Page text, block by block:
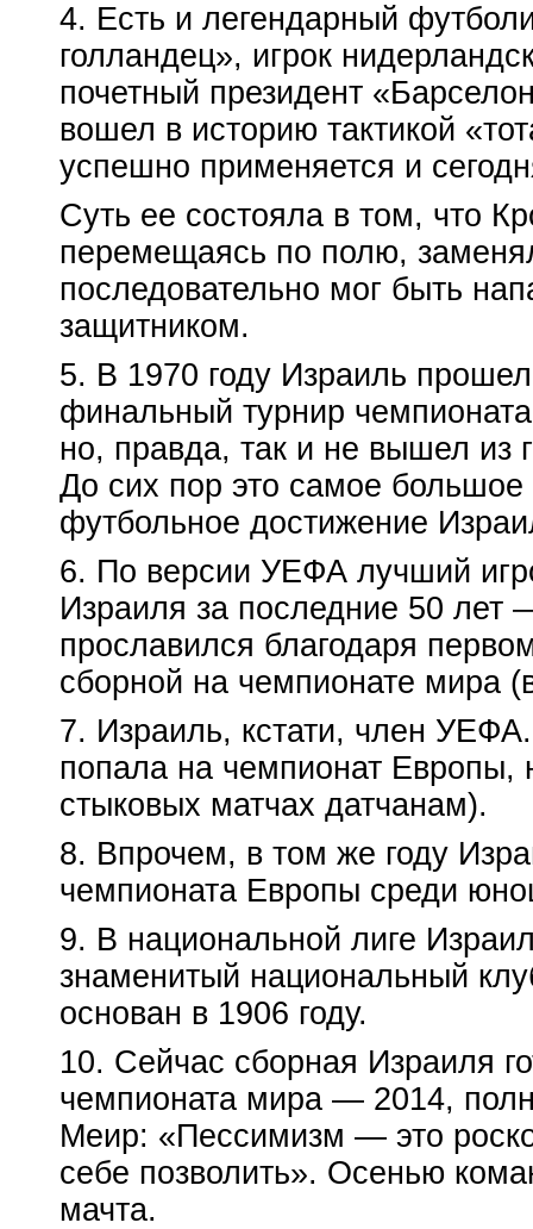
4. Есть и легендарный
голландец», игрок
почетный президент
вошел в историю тактикой
успешно применяется и
Суть ее состояла в том, что
перемещаясь по полю,
последовательно мог быть
защитником.
5. В 1970 году Израиль
финальный турнир
но, правда, так и не вышел из
До сих пор это самое большое
футбольное достижение
6. По версии УЕФА лучший
Израиля за последние 50
прославился благодаря
сборной на чемпионате мира
7. Израиль, кстати, член
попала на чемпионат
стыковых матчах датчанам).
8. Впрочем, в том же году
чемпионата Европы среди
9. В национальной лиге
знаменитый национальный
основан в 1906 году.
10. Сейчас сборная Израиля
чемпионата мира — 2014,
Меир: «Пессимизм — это
себе позволить». Осенью
мачта.